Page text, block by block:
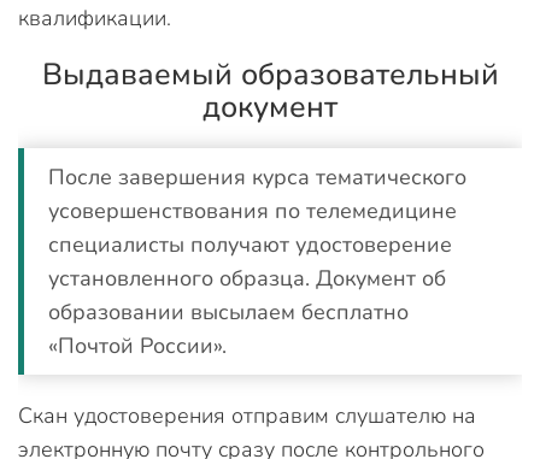
квалификации.
Выдаваемый образовательный
документ
После завершения курса тематического
усовершенствования по телемедицине
специалисты получают удостоверение
установленного образца. Документ об
образовании высылаем бесплатно
«Почтой России».
Скан удостоверения отправим слушателю на
электронную почту сразу после контрольного